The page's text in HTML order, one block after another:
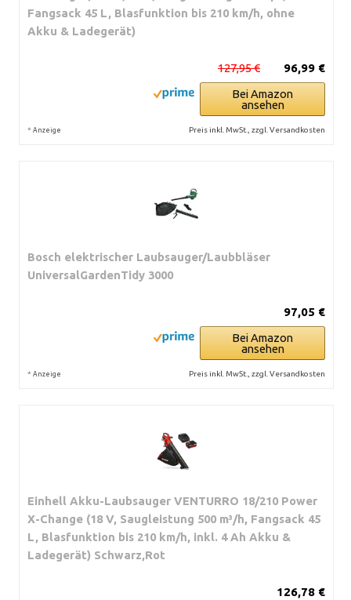
Fangsack 45 L, Blasfunktion bis 210 km/h, ohne
Akku & Ladegerät)
96,99 €
127,95 €
Bei Amazon
ansehen
* Anzeige Preis inkl. MwSt., zzgl. Versandkosten
Bosch elektrischer Laubsauger/Laubbläser
UniversalGardenTidy 3000
97,05 €
Bei Amazon
ansehen
* Anzeige Preis inkl. MwSt., zzgl. Versandkosten
Einhell Akku-Laubsauger VENTURRO 18/210 Power
X-Change (18 V, Saugleistung 500 m³/h, Fangsack 45
L, Blasfunktion bis 210 km/h, inkl. 4 Ah Akku &
Ladegerät) Schwarz,Rot
126,78 €